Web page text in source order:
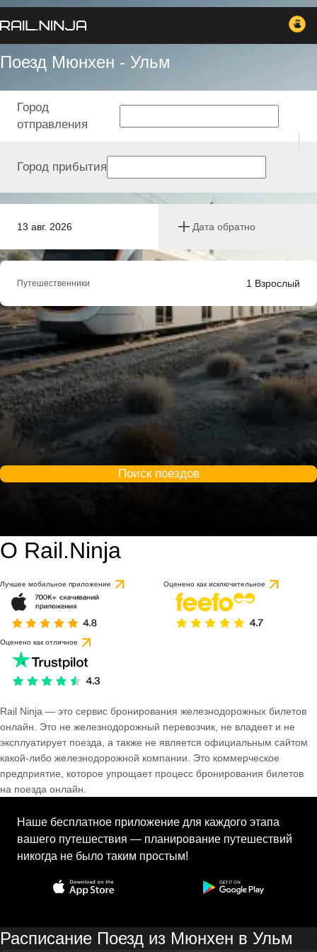
Поезд Мюнхен - Ульм
13 авг. 2026 Дата обратно
Город
отправления
Город прибытия
Путешественники 1 Взрослый
Поиск поездов
О Rail.Ninja
Лучшее мобильное приложение Оценено как исключительное
Оценено как отличное
Rail Ninja — это сервис бронирования железнодорожных билетов
онлайн. Это не железнодорожный перевозчик, не владеет и не
эксплуатирует поезда, а также не является официальным сайтом
какой-либо железнодорожной компании. Это коммерческое
предприятие, которое упрощает процесс бронирования билетов
на поезда онлайн.
Наше бесплатное приложение для каждого этапа
вашего путешествия — планирование путешествий
никогда не было таким простым!
Расписание Поезд из Мюнхен в Ульм
на основе 1 отзыва